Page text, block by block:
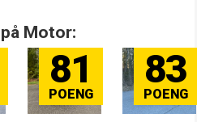
Motor:
81 83